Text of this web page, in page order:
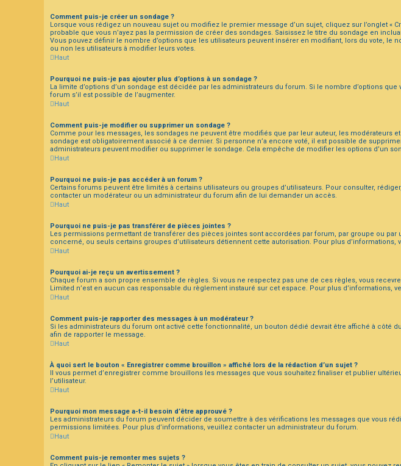
Comment puis-je créer un sondage ?
Lorsque vous rédigez un nouveau sujet ou modifiez le premier message d’un sujet, cliquez sur l’onglet
probable que vous n’ayez pas la permission de créer des sondages. Saisissez le titre du sondage en
Vous pouvez définir le nombre d’options que les utilisateurs peuvent insérer en modifiant, lors du vote,
ou non les utilisateurs à modifier leurs votes.
Haut
Pourquoi ne puis-je pas ajouter plus d’options à un sondage ?
La limite d’options d’un sondage est décidée par les administrateurs du forum. Si le nombre d’options
forum s’il est possible de l’augmenter.
Haut
Comment puis-je modifier ou supprimer un sondage ?
Comme pour les messages, les sondages ne peuvent être modifiés que par leur auteur, les
sondage est obligatoirement associé à ce dernier. Si personne n’a encore voté, il est possible de
administrateurs peuvent modifier ou supprimer le sondage. Cela empêche de modifier les options d’un
Haut
Pourquoi ne puis-je pas accéder à un forum ?
Certains forums peuvent être limités à certains utilisateurs ou groupes d’utilisateurs. Pour consulter,
contacter un modérateur ou un administrateur du forum afin de lui demander un accès.
Haut
Pourquoi ne puis-je pas transférer de pièces jointes ?
Les permissions permettant de transférer des pièces jointes sont accordées par forum, par groupe ou
concerné, ou seuls certains groupes d’utilisateurs détiennent cette autorisation. Pour plus
Haut
Pourquoi ai-je reçu un avertissement ?
Chaque forum a son propre ensemble de règles. Si vous ne respectez pas une de ces règles, vous
Limited n’est en aucun cas responsable du règlement instauré sur cet espace. Pour plus d’informations,
Haut
Comment puis-je rapporter des messages à un modérateur ?
Si les administrateurs du forum ont activé cette fonctionnalité, un bouton dédié devrait être affiché à côté
afin de rapporter le message.
Haut
À quoi sert le bouton « Enregistrer comme brouillon » affiché lors de la rédaction d’un sujet ?
Il vous permet d’enregistrer comme brouillons les messages que vous souhaitez finaliser et publier
l’utilisateur.
Haut
Pourquoi mon message a-t-il besoin d’être approuvé ?
Les administrateurs du forum peuvent décider de soumettre à des vérifications les messages que vous
permissions limitées. Pour plus d’informations, veuillez contacter un administrateur du forum.
Haut
Comment puis-je remonter mes sujets ?